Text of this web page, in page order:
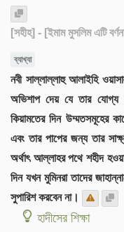
[সহীহ] - [ইমাম মুসলিম এটি
ব্যাখ্যা
নবী সাল্লাল্লাহু আলাইহি
অভিশাপ দেয় যে তার যোগ্য
কিয়ামতের দিন উম্মতসমূহের
এবং তার পাপের জন্য তার
অর্থাৎ আল্লাহর পথে শহীদ
দিন যখন মুমিনরা তাদের
সুপারিশ করবেন না।
হাদীসের শিক্ষা